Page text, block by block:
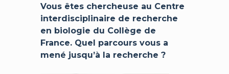
Vous êtes chercheuse au Centre
interdisciplinaire de recherche
en biologie du Collège de
France. Quel parcours vous a
mené jusqu’à la recherche ?